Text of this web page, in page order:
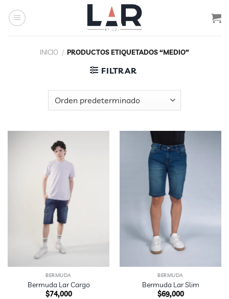
INICIO / PRODUCTOS ETIQUETADOS “MEDIO”
FILTRAR
BERMUDA
Bermuda Lar Cargo
$74,000
BERMUDA
Bermuda Lar Slim
$69,000